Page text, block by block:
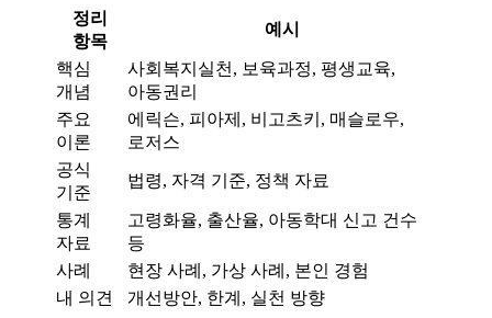
정리
항목
예시
핵심
개념
사회복지실천, 보육과정, 평생교육,
아동권리
주요
이론
에릭슨, 피아제, 비고츠키, 매슬로우,
로저스
공식
기준
법령, 자격 기준, 정책 자료
통계
자료
고령화율, 출산율, 아동학대 신고 건수
등
사례
현장 사례, 가상 사례, 본인 경험
내 의견
개선방안, 한계, 실천 방향